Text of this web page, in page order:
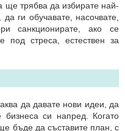
ще трябва да избирате най-
ги обучавате, насочвате,
санкционирате, ако се
под стреса, естествен за
да давате нови идеи, да
бизнеса си напред. Когато
бъде да съставите план, с